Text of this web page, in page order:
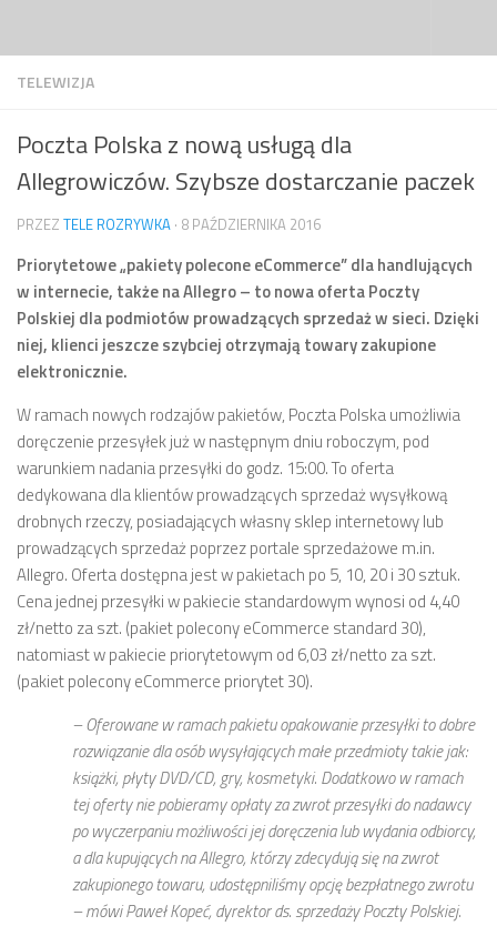
TELEWIZJA
Poczta Polska z nową usługą dla
Allegrowiczów. Szybsze dostarczanie paczek
PRZEZ TELE ROZRYWKA · 8 PAŹDZIERNIKA 2016
Priorytetowe „pakiety polecone eCommerce” dla handlujących
w internecie, także na Allegro – to nowa oferta Poczty
Polskiej dla podmiotów prowadzących sprzedaż w sieci. Dzięki
niej, klienci jeszcze szybciej otrzymają towary zakupione
elektronicznie.
W ramach nowych rodzajów pakietów, Poczta Polska umożliwia
doręczenie przesyłek już w następnym dniu roboczym, pod
warunkiem nadania przesyłki do godz. 15:00. To oferta
dedykowana dla klientów prowadzących sprzedaż wysyłkową
drobnych rzeczy, posiadających własny sklep internetowy lub
prowadzących sprzedaż poprzez portale sprzedażowe m.in.
Allegro. Oferta dostępna jest w pakietach po 5, 10, 20 i 30 sztuk.
Cena jednej przesyłki w pakiecie standardowym wynosi od 4,40
zł/netto za szt. (pakiet polecony eCommerce standard 30),
natomiast w pakiecie priorytetowym od 6,03 zł/netto za szt.
(pakiet polecony eCommerce priorytet 30).
–Oferowane w ramach pakietu opakowanie przesyłki to dobre
rozwiązanie dla osób wysyłających małe przedmioty takie jak:
książki, płyty DVD/CD, gry, kosmetyki. Dodatkowo w ramach
tej oferty nie pobieramy opłaty za zwrot przesyłki do nadawcy
po wyczerpaniu możliwości jej doręczenia lub wydania odbiorcy,
a dla kupujących na Allegro, którzy zdecydują się na zwrot
zakupionego towaru, udostępniliśmy opcję bezpłatnego zwrotu
– mówi Paweł Kopeć, dyrektor ds. sprzedaży Poczty Polskiej.